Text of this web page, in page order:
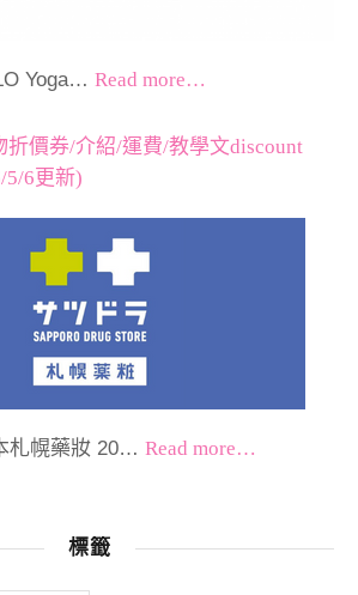
Yoga… Read more…
折價券/介紹/運費/教學文discount
5/6更新)
札幌藥妝 20… Read more…
標籤